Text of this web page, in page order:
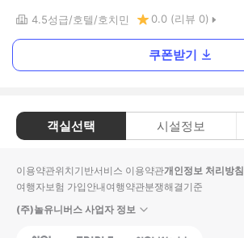
4.5성급 호텔 호치민 0.0 (리뷰 0)
쿠폰받기
객실선택 시설정보
이용약관위치기반서비스 이용약관개인정보 처리방침
여행자보험 가입안내여행약관분쟁해결기준
(주)놀유니버스 사업자 정보